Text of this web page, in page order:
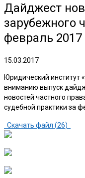
Дайджест
зарубежного
февраль 2017
15.03.2017
Юридический институт
вниманию выпуск
новостей частного
судебной практики за
Скачать файл (26)